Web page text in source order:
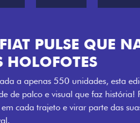
Se liga no
numerada,
a
rodas de
com ainda